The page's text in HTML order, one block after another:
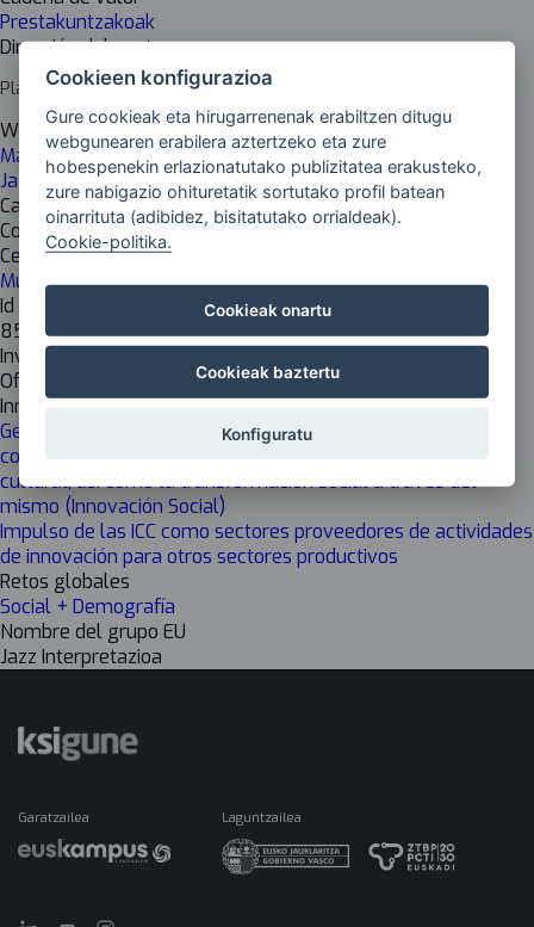
Prestakuntzakoak
Dirección del centro
Plaza Europa, 2 20018- Donostia/San Sebastián, Gipuzkoa
Web del centro
Máster de Enseñanzas Artísticas (Oficial) de Interpretación
Jazz
Cargo del responsable
Coordinador de Postgrados y másteres
Centro de investigación
Musikene
Id Inkesta
858
Investigación
Off
Innovación
Generar valor público a través de las ICC: mejorar el acceso,
comprensión y compromiso con la creación y gestión
cultural, así como la transformación social a través del
mismo (Innovación Social)
Impulso de las ICC como sectores proveedores de actividades
de innovación para otros sectores productivos
Retos globales
Social + Demografía
Nombre del grupo EU
Jazz Interpretazioa
Garatzailea Laguntzailea
Cookieen konfigurazioa
Gure cookieak eta hirugarrenenak erabiltzen ditugu
webgunearen erabilera aztertzeko eta zure
hobespenekin erlazionatutako publizitatea erakusteko,
zure nabigazio ohituretatik sortutako profil batean
oinarrituta (adibidez, bisitatutako orrialdeak).
Cookie-politika.
Cookieak onartu
Cookieak baztertu
Konfiguratu